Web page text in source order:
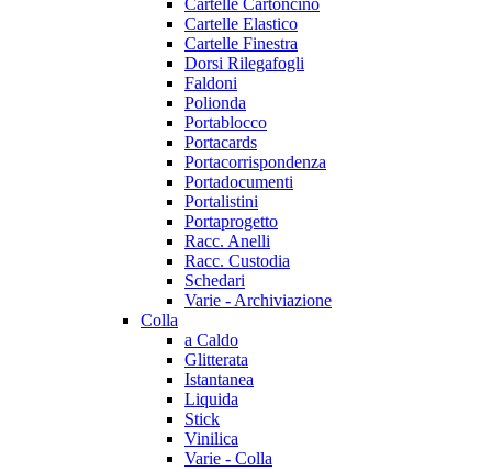
Cartelle Cartoncino
Cartelle Elastico
Cartelle Finestra
Dorsi Rilegafogli
Faldoni
Polionda
Portablocco
Portacards
Portacorrispondenza
Portadocumenti
Portalistini
Portaprogetto
Racc. Anelli
Racc. Custodia
Schedari
Varie - Archiviazione
Colla
a Caldo
Glitterata
Istantanea
Liquida
Stick
Vinilica
Varie - Colla